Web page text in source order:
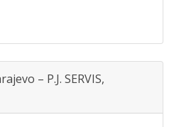
– P.J. SERVIS,